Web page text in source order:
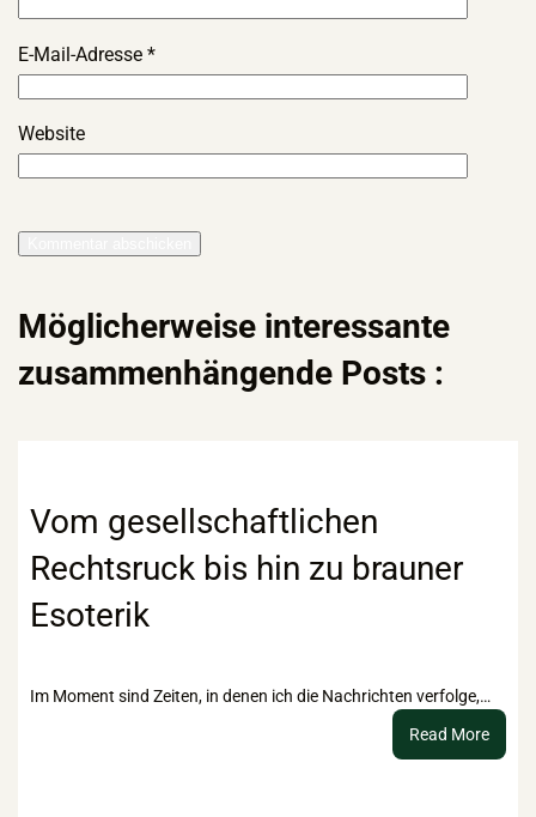
E-Mail-Adresse*
Website
Möglicherweise interessante
zusammenhängende Posts :
Vom gesellschaftlichen
Rechtsruck bis hin zu brauner
Esoterik
Im Moment sind Zeiten, in denen ich die Nachrichten verfolge,…
Read More:
Vom